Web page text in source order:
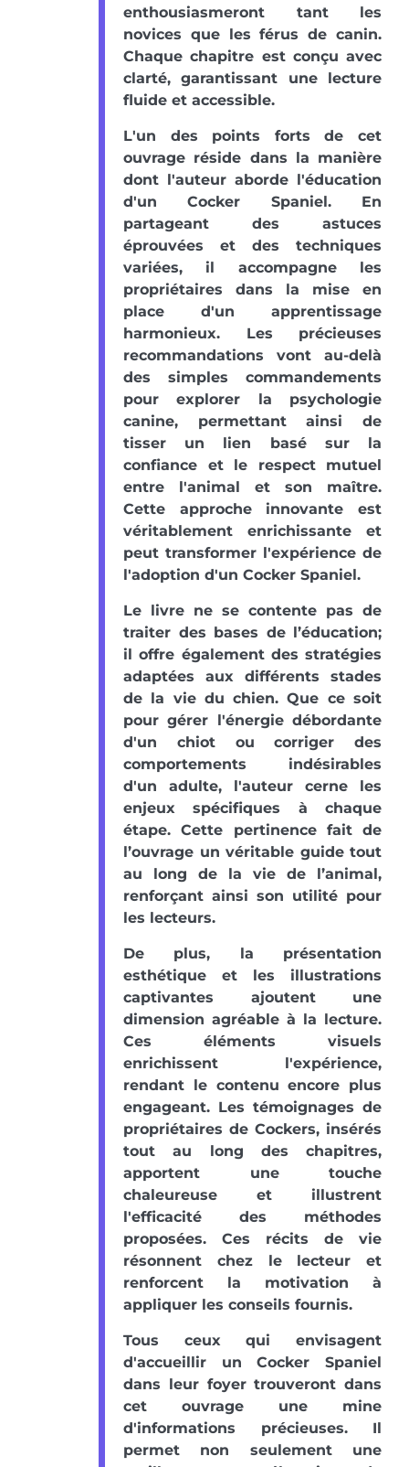
enthousiasmeront tant les
novices que les férus de canin.
Chaque chapitre est conçu avec
clarté, garantissant une lecture
fluide et accessible.
L'un des points forts de cet
ouvrage réside dans la manière
dont l'auteur aborde l'éducation
d'un Cocker Spaniel. En
partageant des astuces
éprouvées et des techniques
variées, il accompagne les
propriétaires dans la mise en
place d'un apprentissage
harmonieux. Les précieuses
recommandations vont au-delà
des simples commandements
pour explorer la psychologie
canine, permettant ainsi de
tisser un lien basé sur la
confiance et le respect mutuel
entre l'animal et son maître.
Cette approche innovante est
véritablement enrichissante et
peut transformer l'expérience de
l'adoption d'un Cocker Spaniel.
Le livre ne se contente pas de
traiter des bases de l’éducation;
il offre également des stratégies
adaptées aux différents stades
de la vie du chien. Que ce soit
pour gérer l'énergie débordante
d'un chiot ou corriger des
comportements indésirables
d'un adulte, l'auteur cerne les
enjeux spécifiques à chaque
étape. Cette pertinence fait de
l’ouvrage un véritable guide tout
au long de la vie de l’animal,
renforçant ainsi son utilité pour
les lecteurs.
De plus, la présentation
esthétique et les illustrations
captivantes ajoutent une
dimension agréable à la lecture.
Ces éléments visuels
enrichissent l'expérience,
rendant le contenu encore plus
engageant. Les témoignages de
propriétaires de Cockers, insérés
tout au long des chapitres,
apportent une touche
chaleureuse et illustrent
l'efficacité des méthodes
proposées. Ces récits de vie
résonnent chez le lecteur et
renforcent la motivation à
appliquer les conseils fournis.
Tous ceux qui envisagent
d'accueillir un Cocker Spaniel
dans leur foyer trouveront dans
cet ouvrage une mine
d'informations précieuses. Il
permet non seulement une